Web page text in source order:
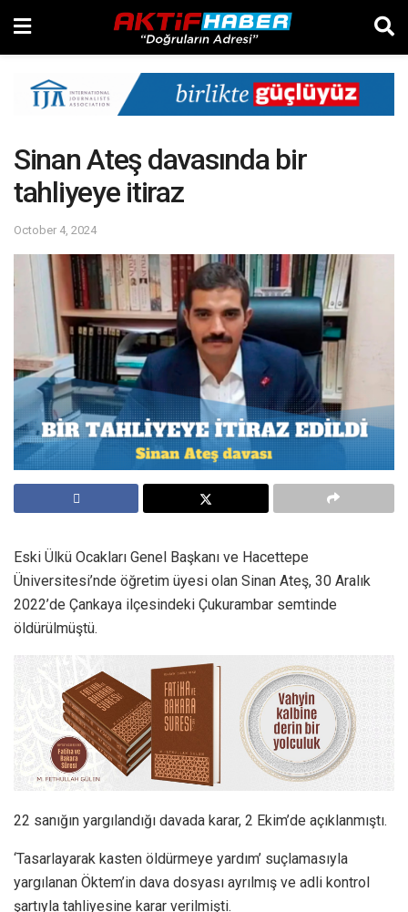
Sinan Ateş davasında bir
tahliyeye itiraz
October 4, 2024
Eski Ülkü Ocakları Genel Başkanı ve Hacettepe
Üniversitesi’nde öğretim üyesi olan Sinan Ateş, 30 Aralık
2022’de Çankaya ilçesindeki Çukurambar semtinde
öldürülmüştü.
22 sanığın yargılandığı davada karar, 2 Ekim’de açıklanmıştı.
‘Tasarlayarak kasten öldürmeye yardım’ suçlamasıyla
yargılanan Öktem’in dava dosyası ayrılmış ve adli kontrol
şartıyla tahliyesine karar verilmişti.